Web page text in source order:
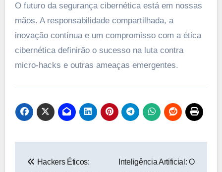
O futuro da segurança cibernética está em nossas
mãos. A responsabilidade compartilhada, a
inovação contínua e um compromisso com a ética
cibernética definirão o sucesso na luta contra
micro-hacks e outras ameaças emergentes.
Hackers Éticos:
Inteligência Artificial: O